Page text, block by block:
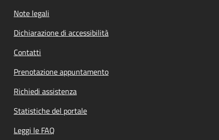
Note legali
Dichiarazione di accessibilità
Contatti
Prenotazione appuntamento
Richiedi assistenza
Statistiche del portale
Leggi le FAQ